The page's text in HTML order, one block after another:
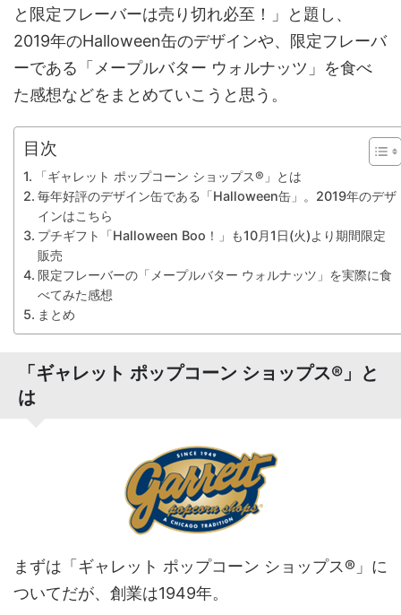
と限定フレーバーは売り切れ必至！」と題し、
2019年のHalloween缶のデザインや、限定フレーバ
ーである「メープルバター ウォルナッツ」を食べ
た感想などをまとめていこうと思う。
目次
「ギャレット ポップコーン ショップス®」とは
毎年好評のデザイン缶である「Halloween缶」。2019年のデザ
インはこちら
プチギフト「Halloween Boo！」も10月1日(火)より期間限定
販売
限定フレーバーの「メープルバター ウォルナッツ」を実際に食
べてみた感想
まとめ
「ギャレット ポップコーン ショップス®」と
は
まずは「ギャレット ポップコーン ショップス®」に
ついてだが、創業は1949年。